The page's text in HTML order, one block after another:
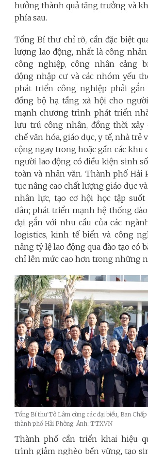
hưởng thành quả tăng trưởng và
phía sau.
Tổng Bí thư chỉ rõ, cần đặc biệt
lượng lao động, nhất là công
công nghiệp, công nhân cảng
động nhập cư và các nhóm yếu
phát triển công nghiệp phải
đồng bộ hạ tầng xã hội cho
mạnh chương trình phát triển
lưu trú công nhân, đồng thời xây
chế văn hóa, giáo dục, y tế, nhà trẻ
cộng ngay trong hoặc gần các khu
người lao động có điều kiện sinh
toàn và nhân văn. Thành phố Hải
tục nâng cao chất lượng giáo dục
nhân lực, tạo cơ hội học tập
dân; phát triển mạnh hệ thống
đại gắn với nhu cầu của các
logistics, kinh tế biển và công
nâng tỷ lệ lao động qua đào tạo có
chỉ lên mức cao hơn trong những
Tổng Bí thư Tô Lâm cùng các đại biểu, Ban
thành phố Hải Phòng_Ảnh: TTXVN
Thành phố cần triển khai hiệu
trình giảm nghèo bền vững, tạo